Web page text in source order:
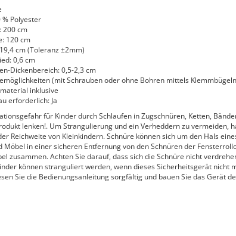
Polyester
200 cm
120 cm
cm (Toleranz ±2mm)
0,6 cm
Dickenbereich: 0,5-2,3 cm
(mit Schrauben oder ohne Bohren mittels
inklusive
erforderlich: Ja
für Kinder durch Schlaufen in Zugschnüren, Ketten,
lenken!. Um Strangulierung und ein Verheddern zu vermeiden,
Reichweite von Kleinkindern. Schnüre können sich um den Hals
Möbel in einer sicheren Entfernung von den Schnüren der
zusammen. Achten Sie darauf, dass sich die Schnüre nicht
können stranguliert werden, wenn dieses Sicherheitsgerät nicht
Sie die Bedienungsanleitung sorgfältig und bauen Sie das Gerät